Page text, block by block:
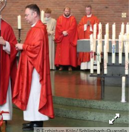
© Erzbistum Köln/ Schlimbach-Quarrella